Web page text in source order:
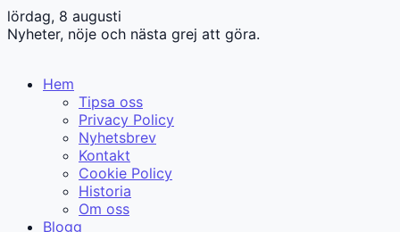
lördag, 8 augusti
Nyheter, nöje och nästa grej att göra.
Hem
Tipsa oss
Privacy Policy
Nyhetsbrev
Kontakt
Cookie Policy
Historia
Om oss
Blogg